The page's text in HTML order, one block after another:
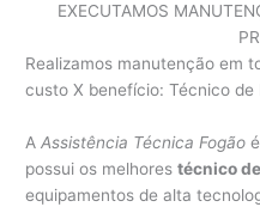
EXECUTAMOS
Realizamos manutenção em
custo X benefício: Técnico de
AAssistência Técnica Fogão
possui os melhorestécnico
equipamentos de alta